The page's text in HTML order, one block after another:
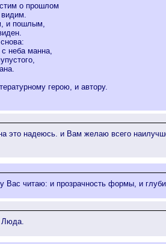
о прошлом
и пошлым,
неба манна,
герою, и автору.
это надеюсь. и Вам желаю всего
Вас читаю: и прозрачность формы, и
Люда.